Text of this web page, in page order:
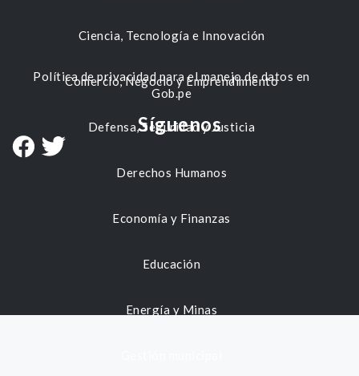
Ciencia, Tecnología e Innovación
Comercio, Negocio y Emprendimiento
Defensa, Seguridad y Justicia
Derechos Humanos
Economía y Finanzas
Educación
Energía y Minas
Política de privacidad para el manejo de datos en
Gob.pe
Síguenos